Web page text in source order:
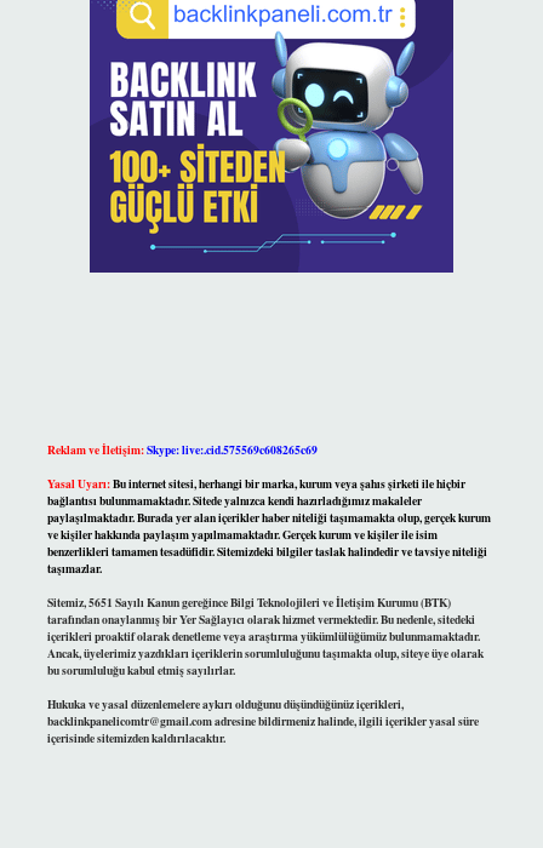
Reklam ve İletişim:Skype: live:.cid.575569c608265c69
Yasal Uyarı:Bu internet sitesi, herhangi bir marka, kurum veya şahıs şirketi ile hiçbir
bağlantısı bulunmamaktadır. Sitede yalnızca kendi hazırladığımız makaleler
paylaşılmaktadır. Burada yer alan içerikler haber niteliği taşımamakta olup, gerçek kurum
ve kişiler hakkında paylaşım yapılmamaktadır. Gerçek kurum ve kişiler ile isim
benzerlikleri tamamen tesadüfidir. Sitemizdeki bilgiler taslak halindedir ve tavsiye niteliği
taşımazlar.
Sitemiz, 5651 Sayılı Kanun gereğince Bilgi Teknolojileri ve İletişim Kurumu (BTK)
tarafından onaylanmış bir Yer Sağlayıcı olarak hizmet vermektedir. Bu nedenle, sitedeki
içerikleri proaktif olarak denetleme veya araştırma yükümlülüğümüz bulunmamaktadır.
Ancak, üyelerimiz yazdıkları içeriklerin sorumluluğunu taşımakta olup, siteye üye olarak
bu sorumluluğu kabul etmiş sayılırlar.
Hukuka ve yasal düzenlemelere aykırı olduğunu düşündüğünüz içerikleri,
backlinkpanelicomtr@gmail.comadresine bildirmeniz halinde, ilgili içerikler yasal süre
içerisinde sitemizden kaldırılacaktır.